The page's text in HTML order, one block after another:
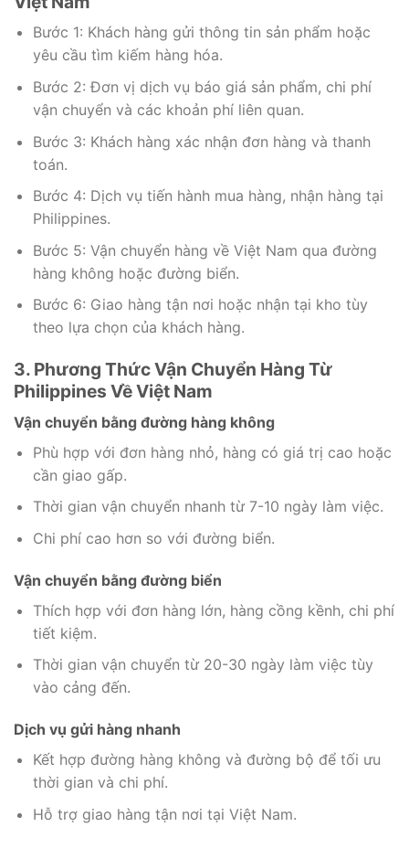
Bước 1: Khách hàng gửi thông tin sản phẩm hoặc
yêu cầu tìm kiếm hàng hóa.
Bước 2: Đơn vị dịch vụ báo giá sản phẩm, chi phí
vận chuyển và các khoản phí liên quan.
Bước 3: Khách hàng xác nhận đơn hàng và thanh
toán.
Bước 4: Dịch vụ tiến hành mua hàng, nhận hàng tại
Philippines.
Bước 5: Vận chuyển hàng về Việt Nam qua đường
hàng không hoặc đường biển.
Bước 6: Giao hàng tận nơi hoặc nhận tại kho tùy
theo lựa chọn của khách hàng.
3. Phương Thức Vận Chuyển Hàng Từ
Philippines Về Việt Nam
Vận chuyển bằng đường hàng không
Phù hợp với đơn hàng nhỏ, hàng có giá trị cao hoặc
cần giao gấp.
Thời gian vận chuyển nhanh từ 7-10 ngày làm việc.
Chi phí cao hơn so với đường biển.
Vận chuyển bằng đường biển
Thích hợp với đơn hàng lớn, hàng cồng kềnh, chi phí
tiết kiệm.
Thời gian vận chuyển từ 20-30 ngày làm việc tùy
vào cảng đến.
Dịch vụ gửi hàng nhanh
Kết hợp đường hàng không và đường bộ để tối ưu
thời gian và chi phí.
Hỗ trợ giao hàng tận nơi tại Việt Nam.